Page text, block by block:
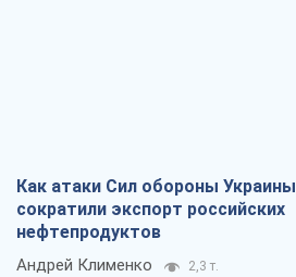
Как атаки Сил обороны Украины
сократили экспорт российских
нефтепродуктов
Андрей Клименко 2,3 т.